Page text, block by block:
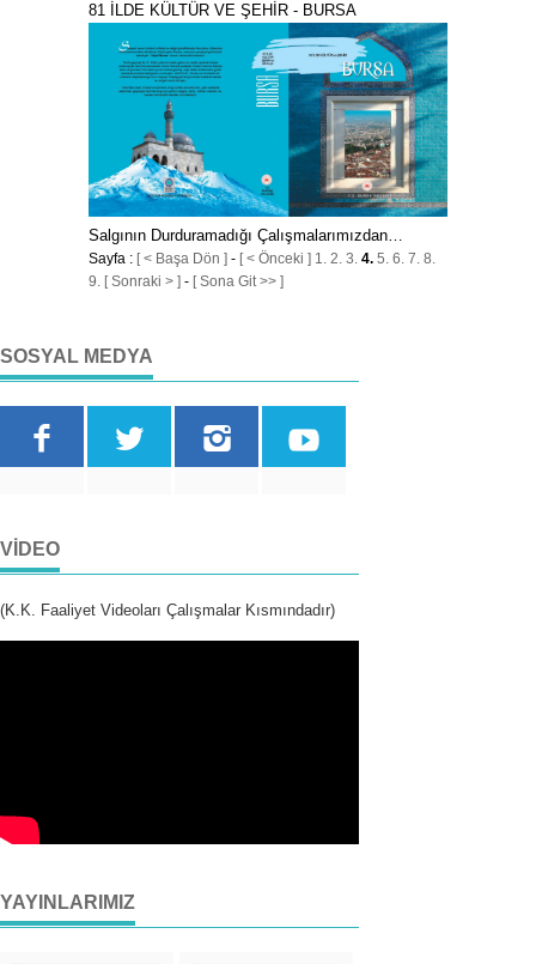
81 İLDE KÜLTÜR VE ŞEHİR - BURSA
Salgının Durduramadığı Çalışmalarımızdan…
Sayfa : [ < Başa Dön ] - [ < Önceki ] 1. 2. 3. 4. 5. 6. 7. 8.
9. [ Sonraki > ] - [ Sona Git >> ]
SOSYAL MEDYA
VIDEO
(K.K. Faaliyet Videoları Çalışmalar Kısmındadır)
YAYINLARIMIZ